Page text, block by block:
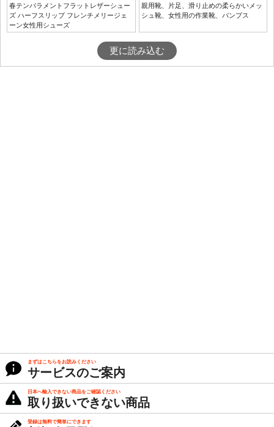
春テンパラメントフラットレザーシュー
ズ ハーフスリップ フレンチメリージェ
ーン女性用シューズ
親用靴、片足、滑り止めの柔らかいメッ
シュ靴、女性用の作業靴、パンプス
更に読み込む
まずはこちらをお読みください
サービスのご案内
日本へ輸入できない商品をご確認ください
取り扱いできない商品
登録は無料で簡単にできます